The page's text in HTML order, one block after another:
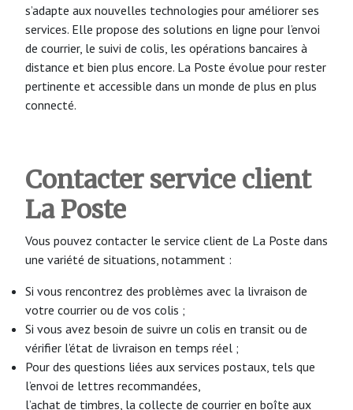
s’adapte aux nouvelles technologies pour améliorer ses
services. Elle propose des solutions en ligne pour l’envoi
de courrier, le suivi de colis, les opérations bancaires à
distance et bien plus encore. La Poste évolue pour rester
pertinente et accessible dans un monde de plus en plus
connecté.
Contacter service client
La Poste
Vous pouvez contacter le service client de La Poste dans
une variété de situations, notamment :
Si vous rencontrez des problèmes avec la livraison de
votre courrier ou de vos colis ;
Si vous avez besoin de suivre un colis en transit ou de
vérifier l’état de livraison en temps réel ;
Pour des questions liées aux services postaux, tels que
l’envoi de lettres recommandées,
l’achat de timbres, la collecte de courrier en boîte aux